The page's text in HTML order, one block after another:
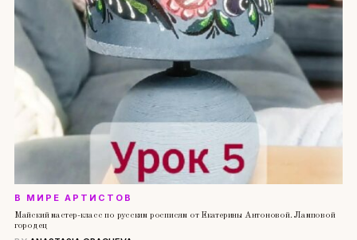
В МИРЕ АРТИСТОВ
Майский мастер-класс по русским росписям от Екатерины Антоновой. Ламповой
городец